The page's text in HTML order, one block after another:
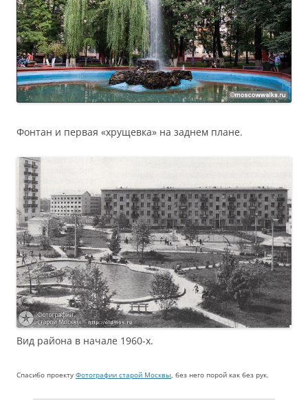
Фонтан и первая «хрущевка» на заднем плане.
Вид района в начале 1960-х.
Спасибо проекту Фотографии старой Москвы, без него порой как без рук.